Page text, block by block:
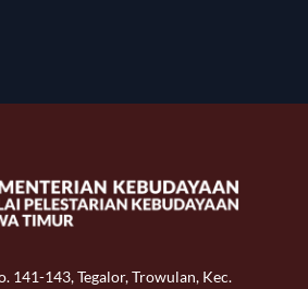
141-143, Tegalor, Trowulan, Kec.